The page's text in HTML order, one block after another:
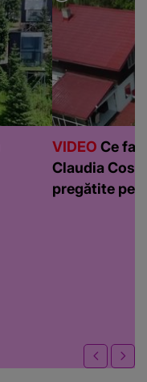
VIDEO Ce
Claudia
pregătite